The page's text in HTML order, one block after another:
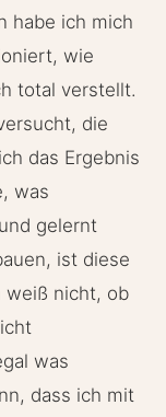
habe ich mich
wie
total verstellt.
die
das Ergebnis
was
gelernt
ist diese
weiß nicht, ob
was
dass ich mit